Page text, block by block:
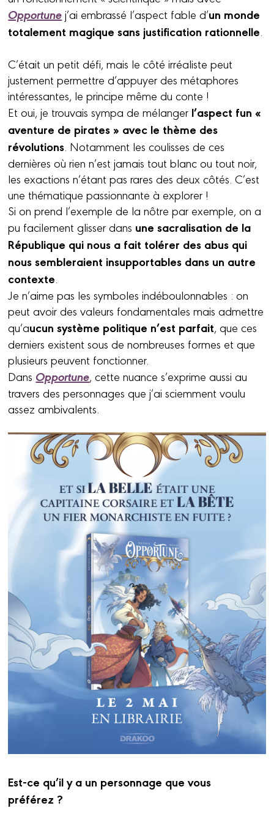
Opportunej’ai embrassé l’aspect fable d’un monde
totalement magique sans justification rationnelle
C’était un petit défi, mais le côté irréaliste peut
justement permettre d’appuyer des métaphores
intéressantes, le principe même du conte !
Et oui, je trouvais sympa de mélanger l’aspect fun «
aventure de pirates » avec le thème des
révolutions . Notamment les coulisses de ces
dernières où rien n’est jamais tout blanc ou tout noir,
les exactions n’étant pas rares des deux côtés. C’est
une thématique passionnante à explorer !
Si on prend l’exemple de la nôtre par exemple, on a
pu facilement glisser dans une sacralisation de la
République qui nous a fait tolérer des abus qui
nous sembleraient insupportables dans un autre
contexte
Je n’aime pas les symboles indéboulonnables : on
peut avoir des valeurs fondamentales mais admettre
qu’aucun système politique n’est parfait, que ces
derniers existent sous de nombreuses formes et que
plusieurs peuvent fonctionner.
Dans Opportune, cette nuance s’exprime aussi au
travers des personnages que j’ai sciemment voulu
assez ambivalents.
Est-ce qu’il y a un personnage que vous
préférez ?